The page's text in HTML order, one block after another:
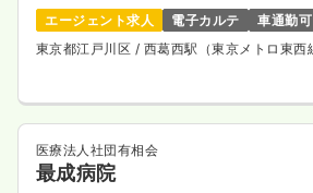
エージェント求人 電子カルテ
車通勤可
東京都江戸川区 / 西葛西駅（東京メトロ東西
医療法人社団有相会
最成病院